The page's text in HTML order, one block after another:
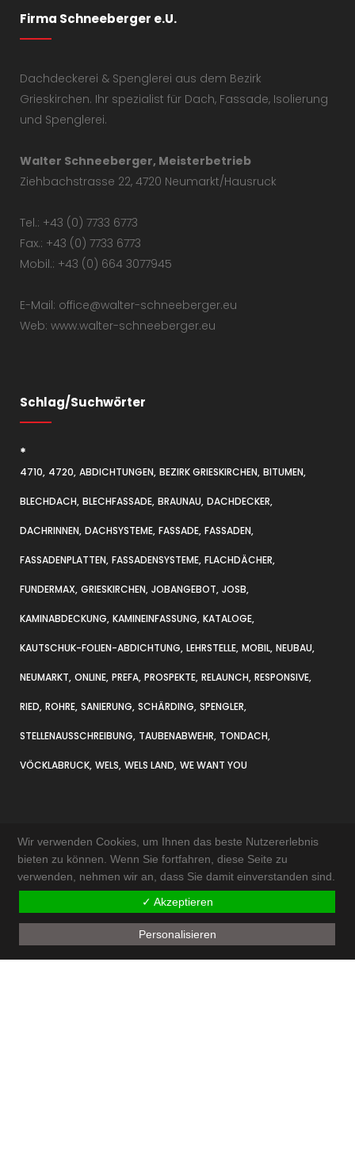
Firma Schneeberger e.U.
Dachdeckerei & Spenglerei aus dem Bezirk
Grieskirchen. Ihr spezialist für Dach, Fassade, Isolierung
und Spenglerei.
Walter Schneeberger, Meisterbetrieb
Ziehbachstrasse 22, 4720 Neumarkt/Hausruck
Tel.: +43 (0) 7733 6773
Fax.: +43 (0) 7733 6773
Mobil.: +43 (0) 664 3077945
E-Mail: office@walter-schneeberger.eu
Web: www.walter-schneeberger.eu
Schlag/Suchwörter
*
4710 4720 ABDICHTUNGEN BEZIRK GRIESKIRCHEN BITUMEN
BLECHDACH BLECHFASSADE BRAUNAU DACHDECKER
DACHRINNEN DACHSYSTEME FASSADE FASSADEN
FASSADENPLATTEN FASSADENSYSTEME FLACHDÄCHER
FUNDERMAX GRIESKIRCHEN JOBANGEBOT JOSB
KAMINABDECKUNG KAMINEINFASSUNG KATALOGE
KAUTSCHUK-FOLIEN-ABDICHTUNG LEHRSTELLE MOBIL NEUBAU
NEUMARKT ONLINE PREFA PROSPEKTE RELAUNCH RESPONSIVE
RIED ROHRE SANIERUNG SCHÄRDING SPENGLER
STELLENAUSSCHREIBUNG TAUBENABWEHR TONDACH
VÖCKLABRUCK WELS WELS LAND WE WANT YOU
KONTAKT & ANFAHRT
IMPRESSUM
AKTUELLES
Wir verwenden Cookies, um Ihnen das beste Nutzererlebnis
bieten zu können. Wenn Sie fortfahren, diese Seite zu
verwenden, nehmen wir an, dass Sie damit einverstanden sind.
✓ Akzeptieren
Personalisieren